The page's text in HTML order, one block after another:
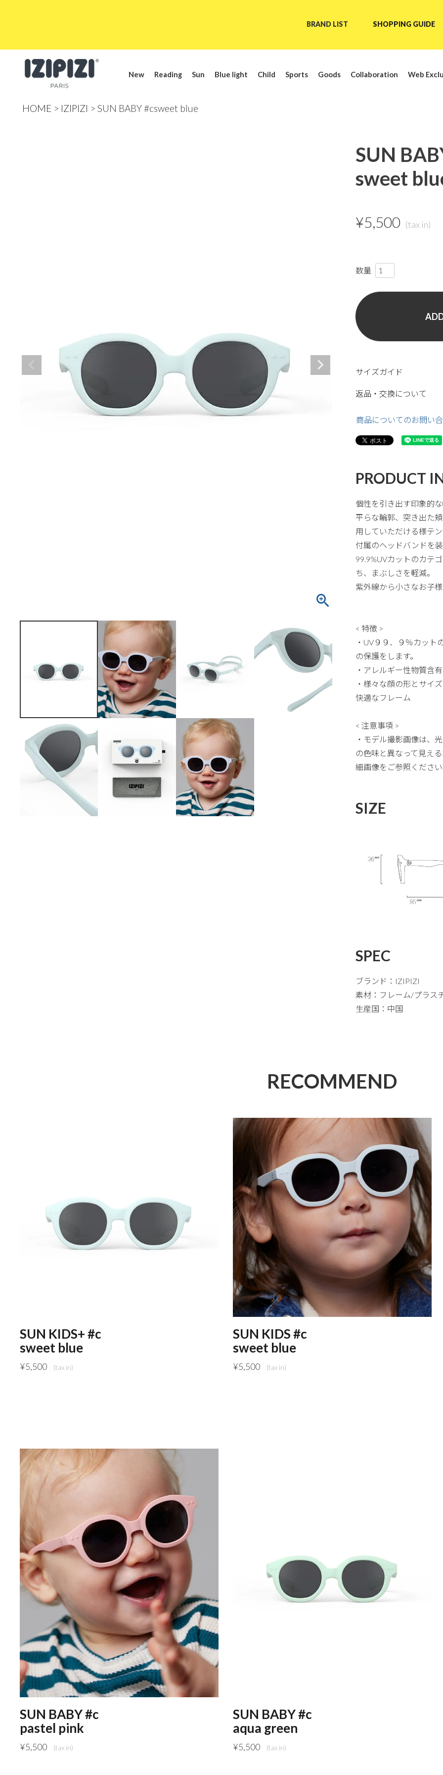
BRAND LIST SHOPPING GUIDE
New Reading Sun Blue light Child Sports Goods Collaboration Web
HOME IZIPIZI SUN BABY #csweet blue
SUN
sweet
¥5,500
サイズガイド
返品・交換について
商品についてのお問い
PRODUCT
個性を引き出す印象的
平らな輪郭、突き出た
用していただける様テ
付属のヘッドバンドを
99.9%UVカットのカテ
ち、まぶしさを軽減。
紫外線から小さなお子様
< 特徴 >
・UV９９．９％カット
の保護をします。
・アレルギー性物質含
・様々な顔の形とサイ
快適なフレーム
< 注意事項 >
・モデル撮影画像は、
の色味と異なって見え
細画像をご参照ください
SIZE
SPEC
ブランド：IZIPIZI
素材：フレーム/プラス
生産国：中国
RECOMMEND
SUN KIDS+ #c
sweet blue
¥5,500
SUN KIDS #c
sweet blue
¥5,500
SUN BABY #c
pastel pink
¥5,500
SUN BABY #c
aqua green
¥5,500